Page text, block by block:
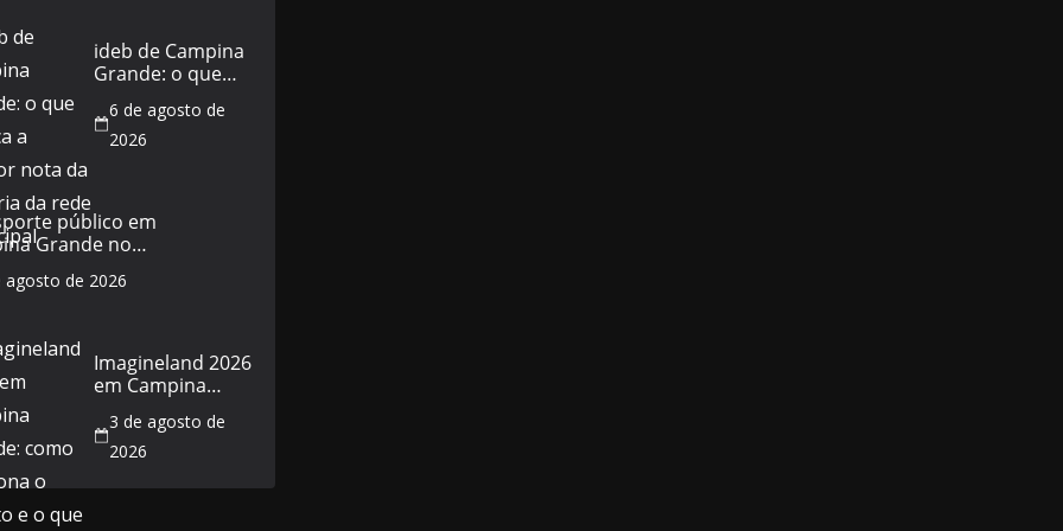
ideb de Campina
Grande: o que
nota da história
da rede municipal
6 de agosto de
2026
público em
Grande no
de 5 de agosto:
e o que
agosto de 2026
Imagineland 2026
em Campina
funciona o evento
e o que esperar
3 de agosto de
2026